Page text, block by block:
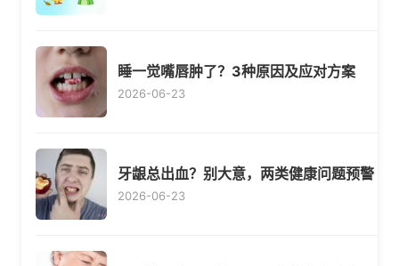
睡一觉嘴唇肿了？3种原因及应对方案
2026-06-23
牙龈总出血？别大意，两类健康问题预警
2026-06-23